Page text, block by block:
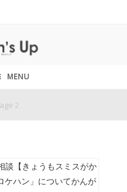
MENU
2